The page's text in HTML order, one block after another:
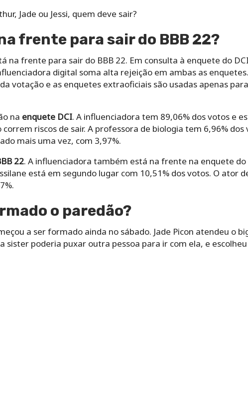
Jade ou Jessi, quem deve sair?
frente para sair do BBB 22?
na frente para sair do BBB 22. Em consulta à enquete do
digital soma alta rejeição em ambas as
votação e as enquetes extraoficiais são usadas apenas
na enquete DCI. A influenciadora tem 89,06% dos votos e
correm riscos de sair. A professora de biologia tem 6,96%
mais uma vez, com 3,97%.
22. A influenciadora também está na frente na enquete do
está em segundo lugar com 10,51% dos votos. O ator
o paredão?
a ser formado ainda no sábado. Jade Picon atendeu o
sister poderia puxar outra pessoa para ir com ela, e